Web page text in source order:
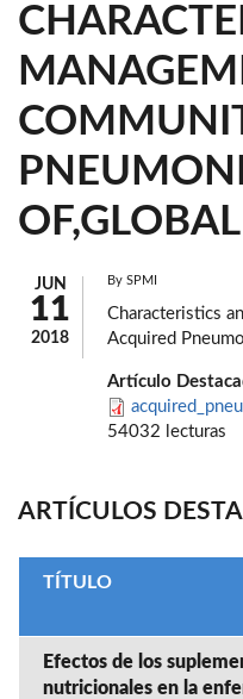
JUN
11
2018
By SPMI
Characteristics
Acquired
Artículo
54032 lecturas
ARTÍCULOS
TÍTULO
Efectos de los
nutricionales en la